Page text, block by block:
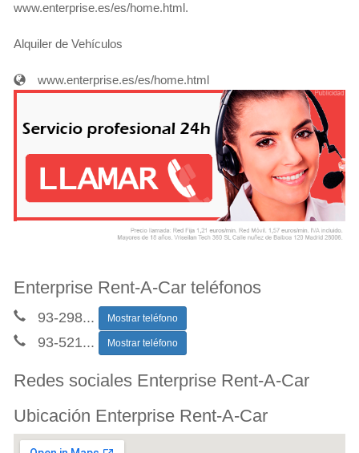
www.enterprise.es/es/home.html.
Alquiler de Vehículos
www.enterprise.es/es/home.html
Enterprise Rent-A-Car teléfonos
93-298... Mostrar teléfono
93-521... Mostrar teléfono
Redes sociales Enterprise Rent-A-Car
Ubicación Enterprise Rent-A-Car